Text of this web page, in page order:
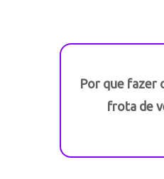
Por que fazer
frota de